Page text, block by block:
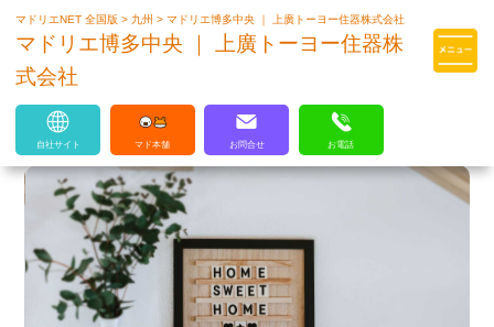
マドリエはLIXILの厳しい基準を
クリアした住まいのプロ集団です
マドリエNET 全国版> 九州>マドリエ博多中央 ｜ 上廣トーヨー住器株式会社
マドリエ博多中央 ｜ 上廣トーヨー住器株
式会社
自社サイト マド本舗 お問合せ お電話